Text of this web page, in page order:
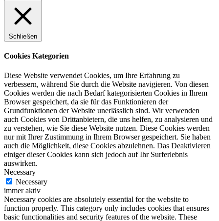
Schließen
Cookies Kategorien
Diese Website verwendet Cookies, um Ihre Erfahrung zu
verbessern, während Sie durch die Website navigieren. Von diesen
Cookies werden die nach Bedarf kategorisierten Cookies in Ihrem
Browser gespeichert, da sie für das Funktionieren der
Grundfunktionen der Website unerlässlich sind. Wir verwenden
auch Cookies von Drittanbietern, die uns helfen, zu analysieren und
zu verstehen, wie Sie diese Website nutzen. Diese Cookies werden
nur mit Ihrer Zustimmung in Ihrem Browser gespeichert. Sie haben
auch die Möglichkeit, diese Cookies abzulehnen. Das Deaktivieren
einiger dieser Cookies kann sich jedoch auf Ihr Surferlebnis
auswirken.
Necessary
Necessary
immer aktiv
Necessary cookies are absolutely essential for the website to
function properly. This category only includes cookies that ensures
basic functionalities and security features of the website. These